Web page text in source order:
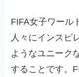
FIFA女子ワール
人々にインスピ
ようなユニーク
することです。